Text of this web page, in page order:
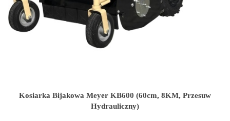
Kosiarka Bijakowa Meyer KB600 (60cm, 8KM, Przesuw
Hydrauliczny)